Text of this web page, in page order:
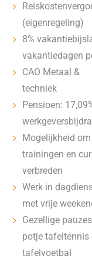
(eigenregeling)
8%
vakantiedagen
CAO Metaal &
techniek
Pensioen:
Mogelijkheid
trainingen en
verbreden
Werk in
met vrije
Gezellige
potje tafeltennis
tafelvoetbal